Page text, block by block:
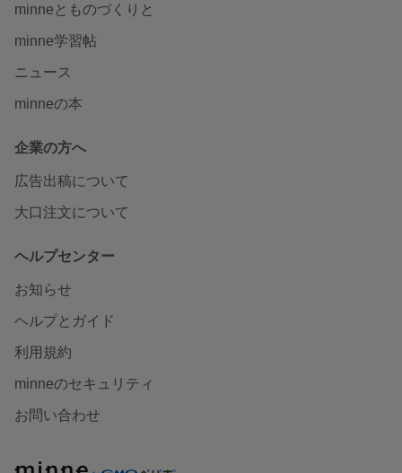
minneとものづくりと
minne学習帖
ニュース
minneの本
企業の方へ
広告出稿について
大口注文について
ヘルプセンター
お知らせ
ヘルプとガイド
利用規約
minneのセキュリティ
お問い合わせ